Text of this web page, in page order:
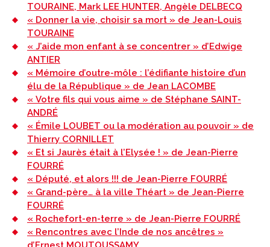
TOURAINE, Mark LEE HUNTER, Angèle DELBECQ
« Donner la vie, choisir sa mort » de Jean-Louis
TOURAINE
« J’aide mon enfant à se concentrer » d’Edwige
ANTIER
« Mémoire d’outre-môle : l’édifiante histoire d’un
élu de la République » de Jean LACOMBE
« Votre fils qui vous aime » de Stéphane SAINT-
ANDRÉ
« Émile LOUBET ou la modération au pouvoir » de
Thierry CORNILLET
« Et si Jaurès était à l’Elysée ! » de Jean-Pierre
FOURRÉ
« Député, et alors !!! de Jean-Pierre FOURRÉ
« Grand-père… à la ville Théart » de Jean-Pierre
FOURRÉ
« Rochefort-en-terre » de Jean-Pierre FOURRÉ
« Rencontres avec l’Inde de nos ancêtres »